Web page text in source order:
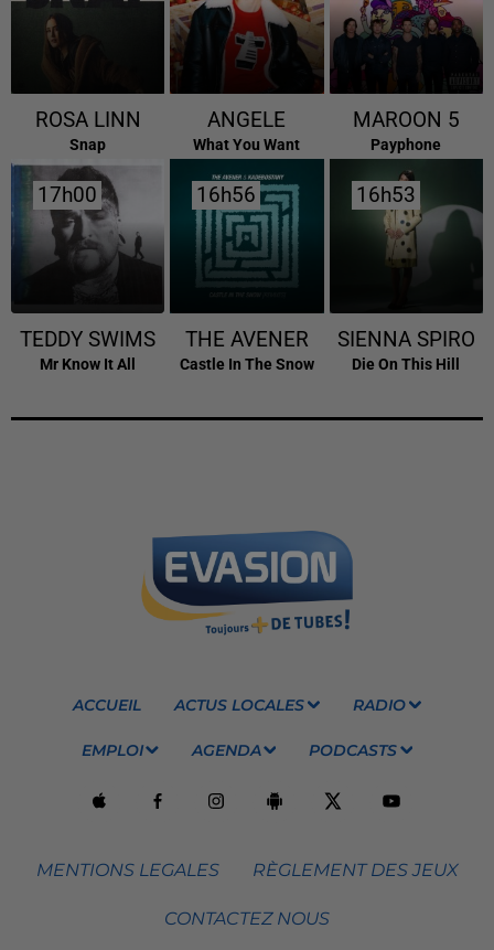
ROSA LINN
Snap
ANGELE
What You Want
MAROON 5
Payphone
17h00
17h00
TEDDY SWIMS
Mr Know It All
16h56
16h56
THE AVENER
Castle In The Snow
16h53
16h53
SIENNA SPIRO
Die On This Hill
ACCUEIL ACTUS LOCALES RADIO
EMPLOI AGENDA PODCASTS
MENTIONS LEGALES RÈGLEMENT DES JEUX
CONTACTEZ NOUS